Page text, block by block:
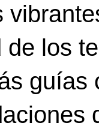
de los
guías